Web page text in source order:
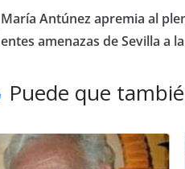
María Antúnez apremia al
entes amenazas de Sevilla a
Puede que